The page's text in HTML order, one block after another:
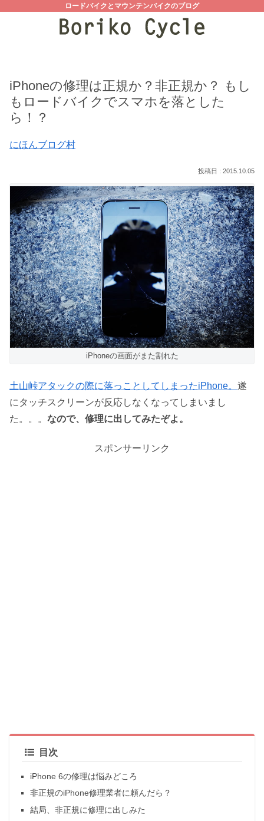
ロードバイクとマウンテンバイクのブログ
iPhoneの修理は正規か？非正規か？ もし
もロードバイクでスマホを落とした
ら！？
にほんブログ村
2015.10.05
iPhoneの画面がまた割れた
土山峠アタックの際に落っことしてしまったiPhone。 遂
にタッチスクリーンが反応しなくなってしまいまし
た。。。 なので、修理に出してみたぞよ。
スポンサーリンク
目次
iPhone 6の修理は悩みどころ
非正規のiPhone修理業者に頼んだら？
結局、非正規に修理に出しみた